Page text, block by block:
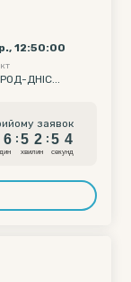
12:50:00
ДНІС...
заявок
6
6 :
5
5
2
2
хвилин
:
5
5 3
4
секунд